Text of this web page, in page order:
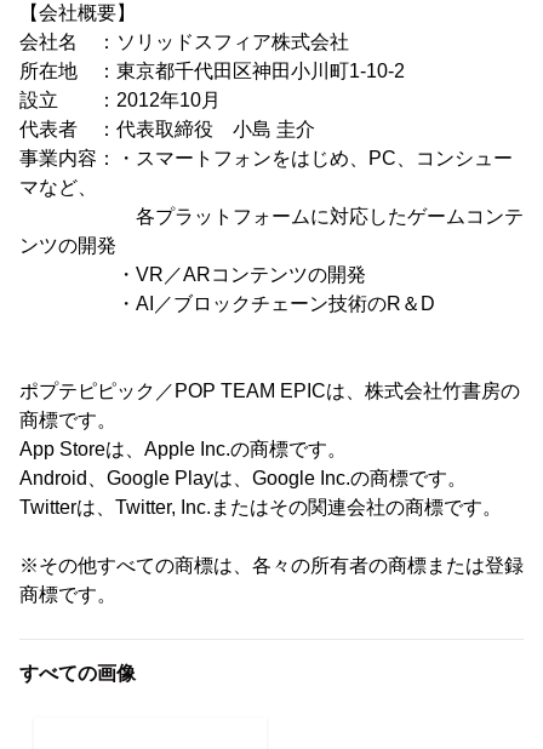
【会社概要】
会社名 ：ソリッドスフィア株式会社
所在地 ：東京都千代田区神田小川町1-10-2
設立 ：2012年10月
代表者 ：代表取締役 小島 圭介
事業内容：・スマートフォンをはじめ、PC、コンシュー
マなど、
各プラットフォームに対応したゲームコンテ
ンツの開発
・VR／ARコンテンツの開発
・AI／ブロックチェーン技術のR＆D
ポプテピピック／POP TEAM EPICは、株式会社竹書房の
商標です。
App Storeは、Apple Inc.の商標です。
Android、Google Playは、Google Inc.の商標です。
Twitterは、Twitter, Inc.またはその関連会社の商標です。
※その他すべての商標は、各々の所有者の商標または登録
商標です。
すべての画像